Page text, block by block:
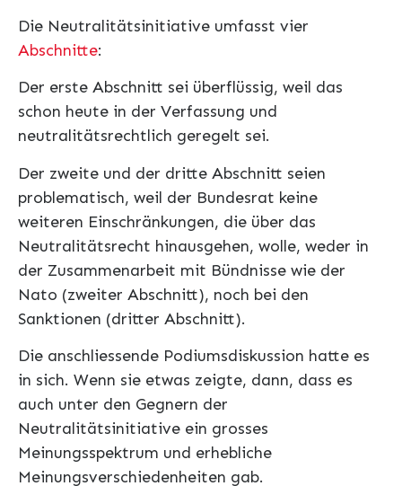
Die Neutralitätsinitiative umfasst vier
Abschnitte:
Der erste Abschnitt sei überflüssig, weil das
schon heute in der Verfassung und
neutralitätsrechtlich geregelt sei.
Der zweite und der dritte Abschnitt seien
problematisch, weil der Bundesrat keine
weiteren Einschränkungen, die über das
Neutralitätsrecht hinausgehen, wolle, weder in
der Zusammenarbeit mit Bündnisse wie der
Nato (zweiter Abschnitt), noch bei den
Sanktionen (dritter Abschnitt).
Die anschliessende Podiumsdiskussion hatte es
in sich. Wenn sie etwas zeigte, dann, dass es
auch unter den Gegnern der
Neutralitätsinitiative ein grosses
Meinungsspektrum und erhebliche
Meinungsverschiedenheiten gab.